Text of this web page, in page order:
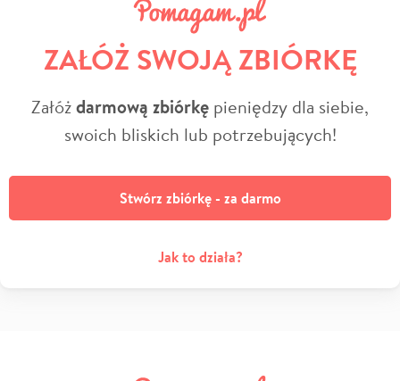
ZAŁÓŻ SWOJĄ ZBIÓRKĘ
Załóżdarmową zbiórkę pieniędzy dla siebie,
swoich bliskich lub potrzebujących!
Stwórz zbiórkę - za darmo
Jak to działa?